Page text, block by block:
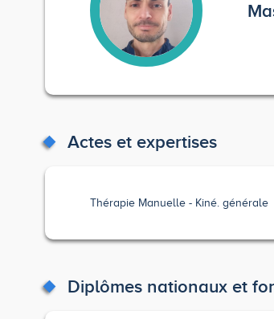
Actes et expertises
Thérapie Manuelle Kiné. générale
Diplômes nationaux et